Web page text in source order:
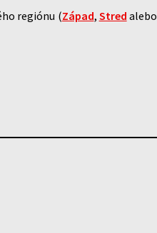
regiónu (Západ, Stred alebo